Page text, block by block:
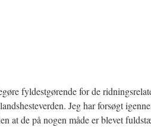
fyldestgørende for de
Jeg har forsøgt
at de på nogen måde er blevet